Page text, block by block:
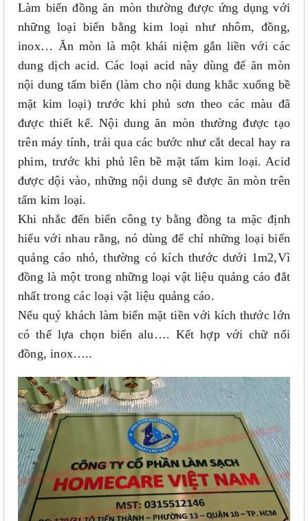
Làm biển đồng ăn mòn thường được ứng dụng với
những loại biển bằng kim loại như nhôm, đồng,
inox… Ăn mòn là một khái niệm gắn liền với các
dung dịch acid. Các loại acid này dùng để ăn mòn
nội dung tấm biển (làm cho nội dung khắc xuống bề
mặt kim loại) trước khi phủ sơn theo các màu đã
được thiết kế. Nội dung ăn mòn thường được tạo
trên máy tính, trải qua các bước như cắt decal hay ra
phim, trước khi phủ lên bề mặt tấm kim loại. Acid
được dội vào, những nội dung sẽ được ăn mòn trên
tấm kim loại.
Khi nhắc đến biển công ty bằng đồng ta mặc định
hiểu với nhau rằng, nó dùng để chỉ những loại biển
quảng cáo nhỏ, thường có kích thước dưới 1m2,Vì
đồng là một trong những loại vật liệu quảng cáo đắt
nhất trong các loại vật liệu quảng cáo.
Nếu quý khách làm biển mặt tiền với kích thước lớn
có thể lựa chọn biển alu…. Kết hợp với chữ nổi
đồng, inox…..